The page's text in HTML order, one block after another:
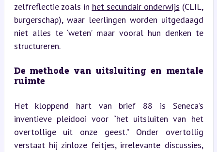
zelfreflectie zoals in het secundair onderwijs (CLIL,
burgerschap), waar leerlingen worden uitgedaagd
niet alles te ‘weten’ maar vooral hun denken te
structureren.
De methode van uitsluiting en mentale
ruimte
Het kloppend hart van brief 88 is Seneca’s
inventieve pleidooi voor “het uitsluiten van het
overtollige uit onze geest.” Onder overtollig
verstaat hij zinloze feitjes, irrelevante discussies,